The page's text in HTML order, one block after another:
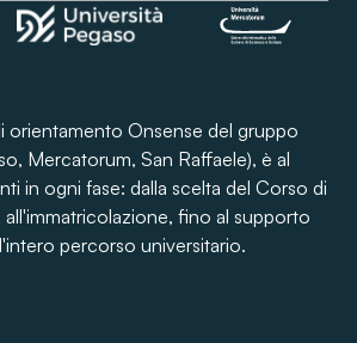
orientamento Onsense del gruppo
Mercatorum, San Raffaele), è al
in ogni fase: dalla scelta del Corso di
all'immatricolazione, fino al supporto
percorso universitario.